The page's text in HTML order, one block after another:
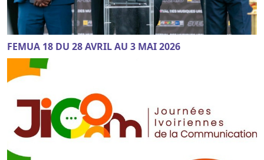
FEMUA 18 DU 28 AVRIL AU 3 MAI 2026